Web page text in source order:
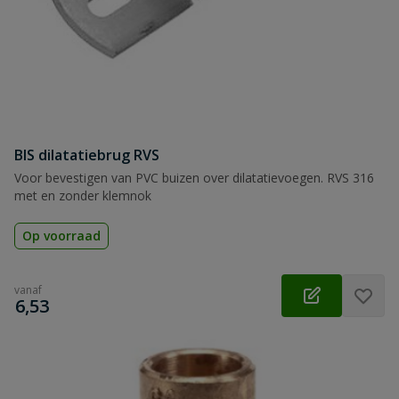
BIS dilatatiebrug RVS
Voor bevestigen van PVC buizen over dilatatievoegen. RVS 316
met en zonder klemnok
Op voorraad
vanaf
€
6,53